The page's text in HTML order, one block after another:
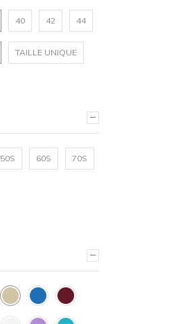
40 42 44
TAILLE UNIQUE
50S 60S 70S